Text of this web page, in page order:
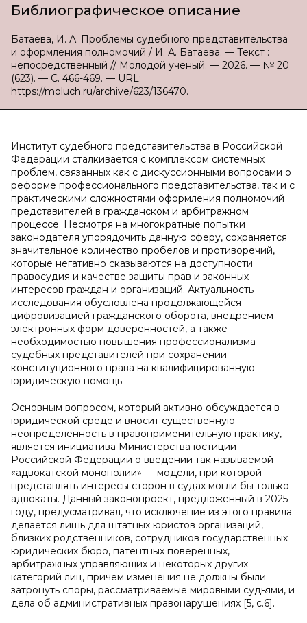
Библиографическое описание
Батаева, И. А. Проблемы судебного представительства
и оформления полномочий / И. А. Батаева. — Текст :
непосредственный // Молодой ученый. — 2026. — № 20
(623). — С. 466-469. — URL:
https://moluch.ru/archive/623/136470.
Институт судебного представительства в Российской
Федерации сталкивается с комплексом системных
проблем, связанных как с дискуссионными вопросами о
реформе профессионального представительства, так и с
практическими сложностями оформления полномочий
представителей в гражданском и арбитражном
процессе. Несмотря на многократные попытки
законодателя упорядочить данную сферу, сохраняется
значительное количество пробелов и противоречий,
которые негативно сказываются на доступности
правосудия и качестве защиты прав и законных
интересов граждан и организаций. Актуальность
исследования обусловлена продолжающейся
цифровизацией гражданского оборота, внедрением
электронных форм доверенностей, а также
необходимостью повышения профессионализма
судебных представителей при сохранении
конституционного права на квалифицированную
юридическую помощь.
Основным вопросом, который активно обсуждается в
юридической среде и вносит существенную
неопределенность в правоприменительную практику,
является инициатива Министерства юстиции
Российской Федерации о введении так называемой
«адвокатской монополии» — модели, при которой
представлять интересы сторон в судах могли бы только
адвокаты. Данный законопроект, предложенный в 2025
году, предусматривал, что исключение из этого правила
делается лишь для штатных юристов организаций,
близких родственников, сотрудников государственных
юридических бюро, патентных поверенных,
арбитражных управляющих и некоторых других
категорий лиц, причем изменения не должны были
затронуть споры, рассматриваемые мировыми судьями, и
дела об административных правонарушениях [5, c.6].